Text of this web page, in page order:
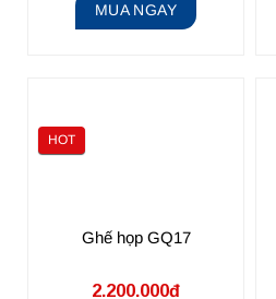
MUA NGAY
HOT
Ghế họp GQ17
2.200.000đ